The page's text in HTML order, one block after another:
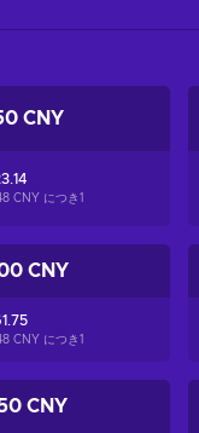
CNY
CNY につき 1
CNY
CNY につき 1
CNY